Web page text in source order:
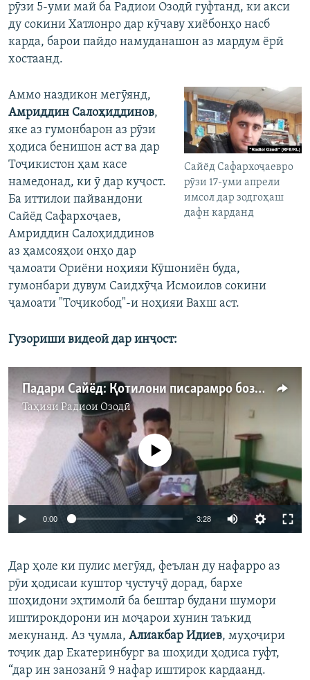
рӯзи 5-уми май ба Радиои Озодӣ гуфтанд, ки акси
ду сокини Хатлонро дар кӯчаву хиёбонҳо насб
карда, барои пайдо намуданашон аз мардум ёрӣ
хостаанд.
Сайёд Сафархоҷаевро
рӯзи 17-уми апрели
имсол дар зодгоҳаш
дафн карданд
Аммо наздикон мегӯянд,
Амриддин Салоҳиддинов,
яке аз гумонбарон аз рӯзи
ҳодиса бенишон аст ва дар
Тоҷикистон ҳам касе
намедонад, ки ӯ дар куҷост.
Ба иттилои пайвандони
Сайёд Сафархоҷаев,
Амриддин Салоҳиддинов
аз ҳамсояҳои онҳо дар
ҷамоати Ориёни ноҳияи Кӯшониён буда,
гумонбари дувум Саидхӯҷа Исмоилов сокини
ҷамоати "Тоҷикобод"-и ноҳияи Вахш аст.
Гузориши видеоӣ дар инҷост:
Падари Сайёд: Қотилони писарамро боздошт ва муҷозот кунанд
Таҳияи Радиои Озодӣ
Феълан кор намекунад
0:00 3:28
Дар ҳоле ки пулис мегӯяд, феълан ду нафарро аз
рӯи ҳодисаи куштор ҷустуҷӯ дорад, бархе
шоҳидони эҳтимолӣ ба бештар будани шумори
иштирокдорони ин моҷарои хунин таъкид
мекунанд. Аз ҷумла, Алиакбар Идиев, муҳоҷири
тоҷик дар Екатеринбург ва шоҳиди ҳодиса гуфт,
“дар ин занозанӣ 9 нафар иштирок кардаанд.